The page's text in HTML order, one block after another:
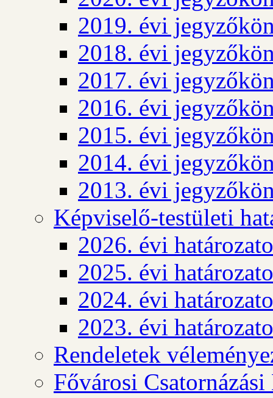
2019. évi
2018. évi
2017. évi
2016. évi
2015. évi
2014. évi
2013. évi
Képviselő-testületi
2026. évi
2025. évi
2024. évi
2023. évi
Rendeletek
Fővárosi